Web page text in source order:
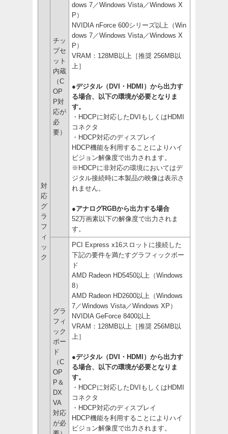
対
応
グ
ラ
フ
ィ
ッ
ク
チッ
プセ
ット
内蔵
（C
OP
P対
応が
必
要）
dows 7／Windows Vista／Windows X
P）
NVIDIA nForce 600シリーズ以上（Win
dows 7／Windows Vista／Windows X
P）
VRAM：128MB以上［推奨 256MB以
上］
●デジタル（DVI・HDMI）から出力す
る場合、以下の環境が必要となりま
す。
・HDCPに対応したDVIもしくはHDMI
コネクタ
・HDCP対応のディスプレイ
HDCP機能を利用することによりハイ
ビジョン解像度で出力されます。
※HDCPに非対応の環境においてはデ
ジタル接続時に本製品の映像は表示さ
れません。
●アナログRGBから出力する場合
52万画素以下の解像度で出力されま
す。
グラ
フィ
ック
ボー
ド
（C
OP
P＆
DX
VA
対応
が必
PCI Express x16スロットに接続した
下記の要件を満たすグラフィックボー
ド
AMD Radeon HD5450以上（Windows
8）
AMD Radeon HD2600以上（Windows
7／Windows Vista／Windows XP）
NVIDIA GeForce 8400以上
VRAM：128MB以上［推奨 256MB以
上］
●デジタル（DVI・HDMI）から出力す
る場合、以下の環境が必要となりま
す。
・HDCPに対応したDVIもしくはHDMI
コネクタ
・HDCP対応のディスプレイ
HDCP機能を利用することによりハイ
ビジョン解像度で出力されます。